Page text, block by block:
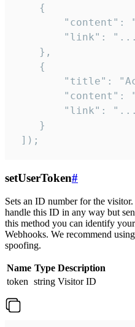
    {
"content":
"link":
    },
    {
"title":
"content":
"link":
    }
]);
setUserToken#
Sets an ID number for the
handle this ID in any way but
this method you can identify
Webhooks. We recommend
spoofing.
Name Type Description
token string Visitor ID